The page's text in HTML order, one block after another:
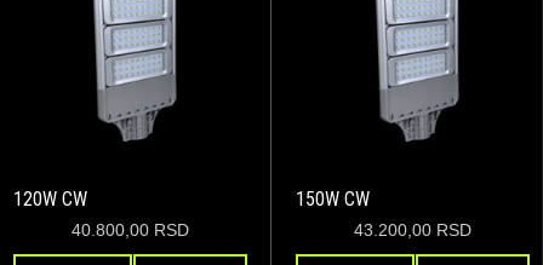
120W CW
40.800,00 RSD
150W CW
43.200,00 RSD